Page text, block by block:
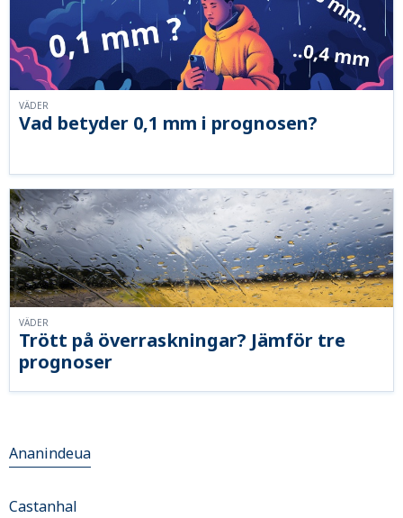
Vad betyder 0,1 mm i prognosen?
VÄDER
Trött på överraskningar? Jämför tre
prognoser
VÄDER
Ananindeua
Castanhal